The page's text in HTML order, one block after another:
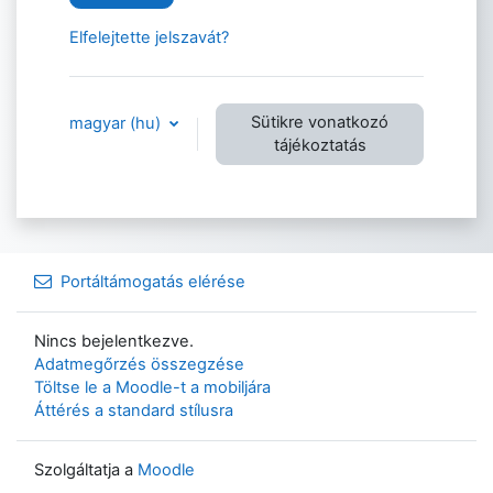
Elfelejtette jelszavát?
magyar ‎(hu)‎
Sütikre vonatkozó
tájékoztatás
Portáltámogatás elérése
Nincs bejelentkezve.
Adatmegőrzés összegzése
Töltse le a Moodle-t a mobiljára
Áttérés a standard stílusra
Szolgáltatja a Moodle